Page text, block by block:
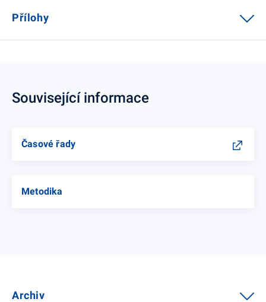
Přílohy
Související informace
Časové řady
Metodika
Archiv